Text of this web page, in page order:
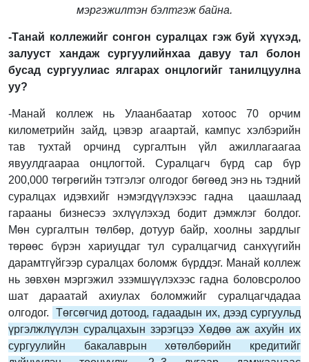
мэргэжилтэн бэлтгэж байна.
-Танай коллежийг сонгон суралцах гэж буй хүүхэд,
залууст хандаж сургуулийнхаа давуу тал болон
бусад сургуулиас ялгарах онцлогийг танилцуулна
уу?
-Манай коллеж нь Улаанбаатар хотоос 70 орчим
километрийн зайд, цэвэр агаартай, кампус хэлбэрийн
тав тухтай орчинд сургалтын үйл ажиллагаагаа
явуулдгаараа онцлогтой. Суралцагч бүрд сар бүр
200,000 төгрөгийн тэтгэлэг олгодог бөгөөд энэ нь тэдний
суралцах идэвхийг нэмэгдүүлэхээс гадна цаашлаад
гарааны бизнесээ эхлүүлэхэд бодит дэмжлэг болдог.
Мөн сургалтын төлбөр, дотуур байр, хоолны зардлыг
төрөөс бүрэн хариуцдаг тул суралцагчид санхүүгийн
дарамтгүйгээр суралцах боломж бүрддэг. Манай коллеж
нь зөвхөн мэргэжил эзэмшүүлэхээс гадна боловсролоо
шат дараатай ахиулах боломжийг суралцагчдадаа
олгодог.
Төгсөгчид дотоод, гадаадын их, дээд сургуульд
үргэлжлүүлэн суралцахын зэрэгцээ Хөдөө аж ахуйн их
сургуулийн бакалаврын хөтөлбөрийн кредитийг